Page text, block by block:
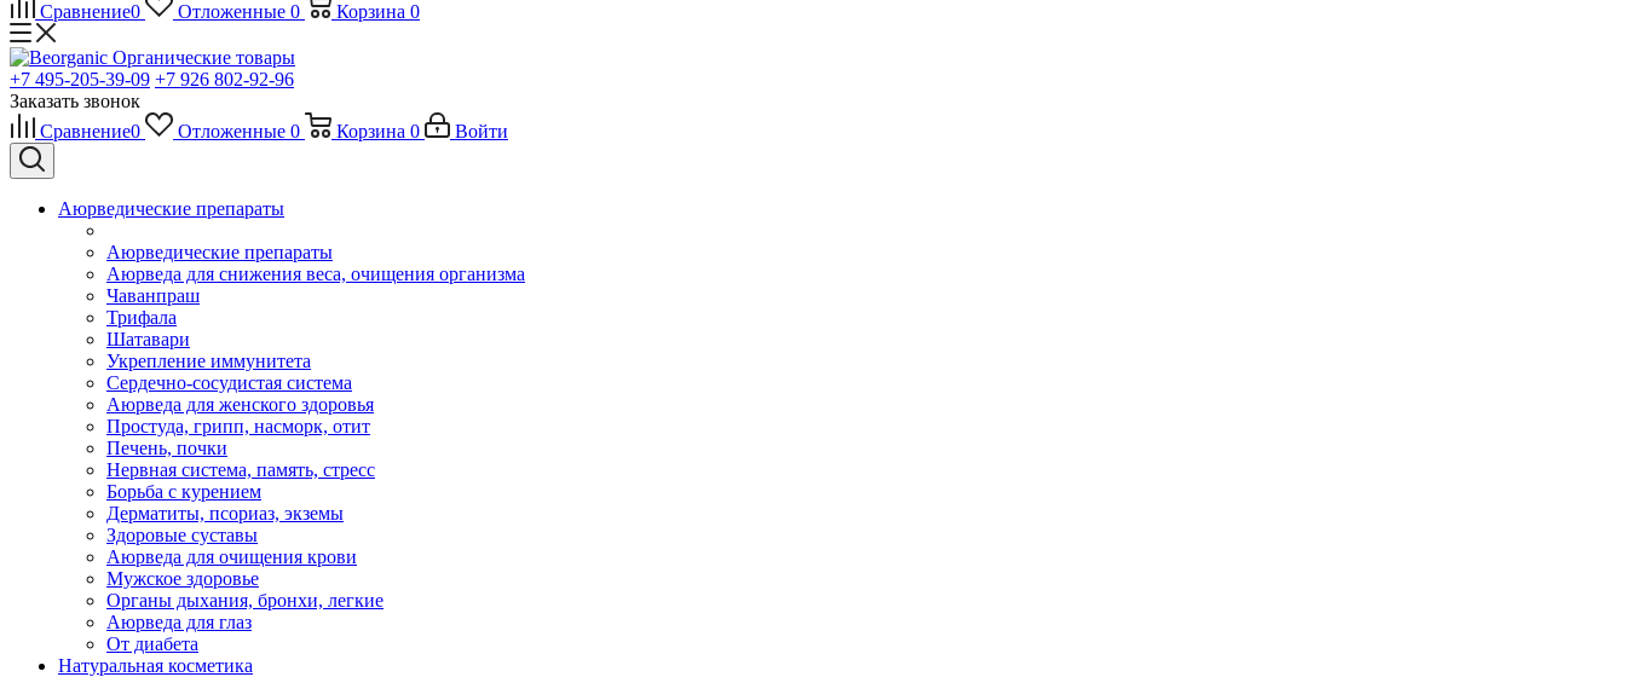
Сравнение0 Отложенные 0 Корзина 0
Органические товары
+7 495-205-39-09 +7 926 802-92-96
Заказать звонок
Сравнение0 Отложенные 0 Корзина 0 Войти
Аюрведические препараты
Аюрведические препараты
Аюрведа для снижения веса, очищения организма
Чаванпраш
Трифала
Шатавари
Укрепление иммунитета
Сердечно-сосудистая система
Аюрведа для женского здоровья
Простуда, грипп, насморк, отит
Печень, почки
Нервная система, память, стресс
Борьба с курением
Дерматиты, псориаз, экземы
Здоровые суставы
Аюрведа для очищения крови
Мужское здоровье
Органы дыхания, бронхи, легкие
Аюрведа для глаз
От диабета
Натуральная косметика